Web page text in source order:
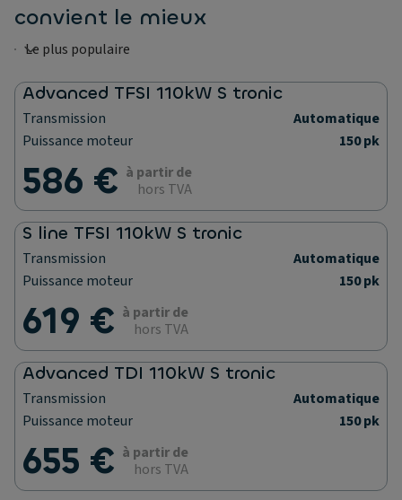
convient le mieux
Advanced TFSI 110kW S tronic
Transmission
Automatique
Puissance moteur
150 pk
586 € à partir de
hors TVA
S line TFSI 110kW S tronic
Transmission
Automatique
Puissance moteur
150 pk
619 € à partir de
hors TVA
Advanced TDI 110kW S tronic
Transmission
Automatique
Puissance moteur
150 pk
655 € à partir de
hors TVA